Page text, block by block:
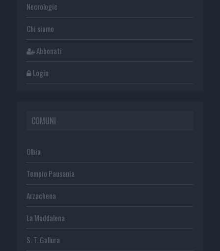
Necrologie
Chi siamo
Abbonati
Login
COMUNI
Olbia
Tempio Pausania
Arzachena
La Maddalena
S. T. Gallura